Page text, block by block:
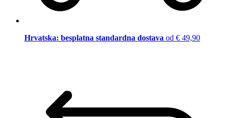
Hrvatska: besplatna standardna dostava od € 49,90